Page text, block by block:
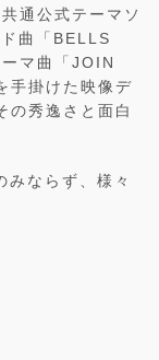
通公式テーマソ
曲「BELLS
マ曲「JOIN
手掛けた映像デ
の秀逸さと面白
ならず、様々